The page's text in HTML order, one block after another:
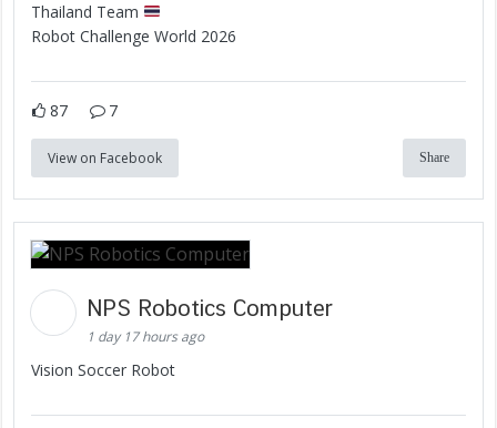
Thailand Team
Robot Challenge World 2026
87 7
View on Facebook Share
NPS Robotics Computer
1 day 17 hours ago
Vision Soccer Robot